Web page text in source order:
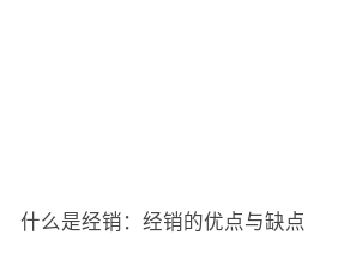
什么是经销：经销的优点与缺点